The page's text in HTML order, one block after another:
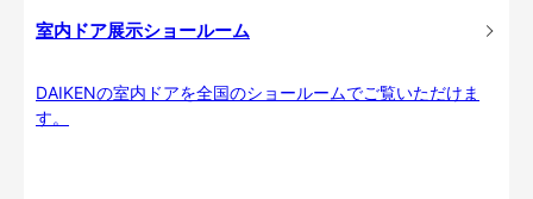
室内ドア展示ショールーム
DAIKENの室内ドアを全国のショールームでご覧いただけま
す。